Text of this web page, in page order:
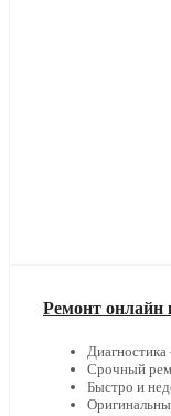
Ремонт онлайн
Срочный
Быстро и